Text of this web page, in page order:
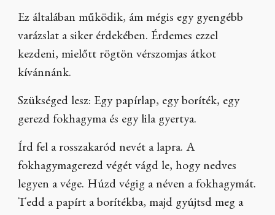
Ez általában működik, ám mégis egy gyengébb
varázslat a siker érdekében. Érdemes ezzel
kezdeni, mielőtt rögtön vérszomjas átkot
kívánnánk.
Szükséged lesz: Egy papírlap, egy boríték, egy
gerezd fokhagyma és egy lila gyertya.
Írd fel a rosszakaród nevét a lapra. A
fokhagymagerezd végét vágd le, hogy nedves
legyen a vége. Húzd végig a néven a fokhagymát.
Tedd a papírt a borítékba, majd gyújtsd meg a